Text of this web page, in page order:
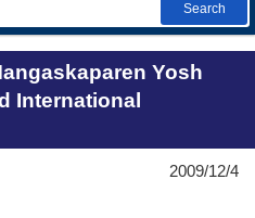
Search
Yosh
International
2009/12/4